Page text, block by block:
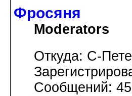
Фросяня
Moderators
Откуда: С-
Сообщений: